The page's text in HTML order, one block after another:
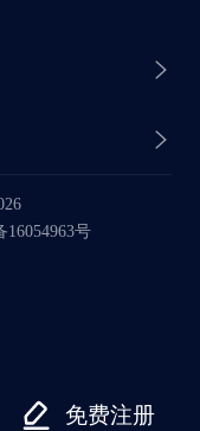
号
免费注册